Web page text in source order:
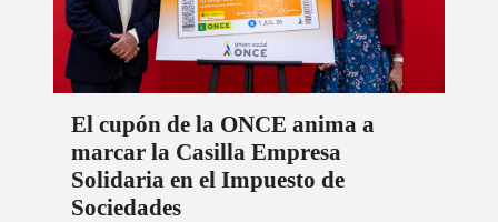
El cupón de la ONCE anima a
marcar la Casilla Empresa
Solidaria en el Impuesto de
Sociedades